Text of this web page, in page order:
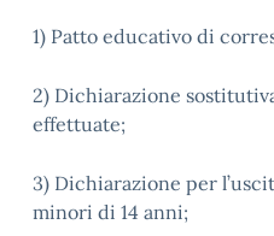
1) Patto educativo di
2) Dichiarazione
effettuate;
3) Dichiarazione per
minori di 14 anni;